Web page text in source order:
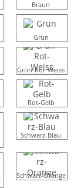
Braun
Grün
Grün-Rot-Weiss
Rot-Gelb
Schwarz-Blau
Schwarz-Orange